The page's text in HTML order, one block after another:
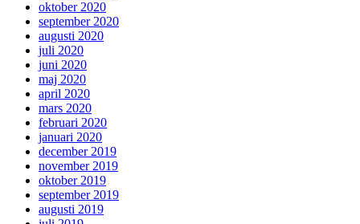
oktober 2020
september 2020
augusti 2020
juli 2020
juni 2020
maj 2020
april 2020
mars 2020
februari 2020
januari 2020
december 2019
november 2019
oktober 2019
september 2019
augusti 2019